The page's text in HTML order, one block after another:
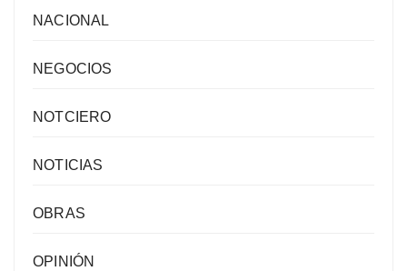
NACIONAL
NEGOCIOS
NOTCIERO
NOTICIAS
OBRAS
OPINIÓN